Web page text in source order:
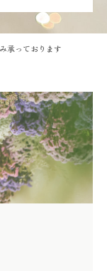
承っております